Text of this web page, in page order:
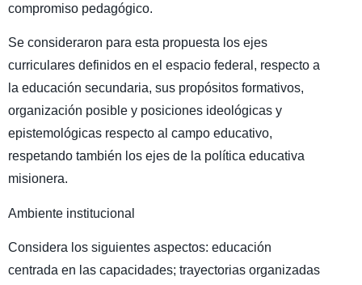
compromiso pedagógico.
Se consideraron para esta propuesta los ejes
curriculares definidos en el espacio federal, respecto a
la educación secundaria, sus propósitos formativos,
organización posible y posiciones ideológicas y
epistemológicas respecto al campo educativo,
respetando también los ejes de la política educativa
misionera.
Ambiente institucional
Considera los siguientes aspectos: educación
centrada en las capacidades; trayectorias organizadas